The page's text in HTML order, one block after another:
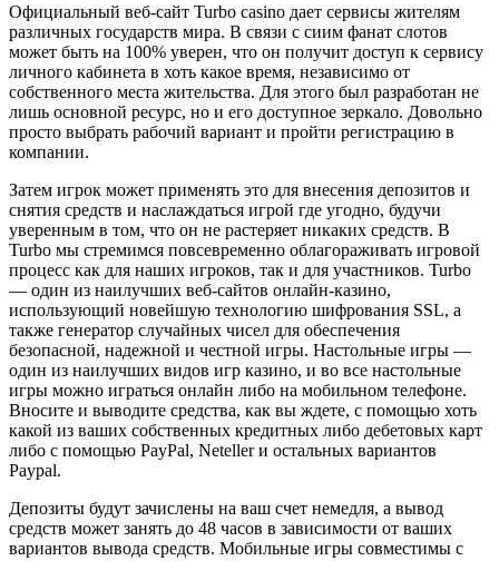
Официальный веб-сайт Turbo casino дает сервисы жителям
различных государств мира. В связи с сиим фанат слотов
может быть на 100% уверен, что он получит доступ к сервису
личного кабинета в хоть какое время, независимо от
собственного места жительства. Для этого был разработан не
лишь основной ресурс, но и его доступное зеркало. Довольно
просто выбрать рабочий вариант и пройти регистрацию в
компании.
Затем игрок может применять это для внесения депозитов и
снятия средств и наслаждаться игрой где угодно, будучи
уверенным в том, что он не растеряет никаких средств. В
Turbo мы стремимся повсевременно облагораживать игровой
процесс как для наших игроков, так и для участников. Turbo
— один из наилучших веб-сайтов онлайн-казино,
использующий новейшую технологию шифрования SSL, а
также генератор случайных чисел для обеспечения
безопасной, надежной и честной игры. Настольные игры —
один из наилучших видов игр казино, и во все настольные
игры можно играться онлайн либо на мобильном телефоне.
Вносите и выводите средства, как вы ждете, с помощью хоть
какой из ваших собственных кредитных либо дебетовых карт
либо с помощью PayPal, Neteller и остальных вариантов
Paypal.
Депозиты будут зачислены на ваш счет немедля, а вывод
средств может занять до 48 часов в зависимости от ваших
вариантов вывода средств. Мобильные игры совместимы с